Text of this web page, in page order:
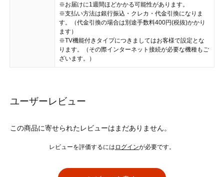
※お届けに1週間ほどかかる可能性があります。
※支払い方法は銀行振込・クレカ・代金引換になりま
す。（代金引換の場合は別途手数料400円(税抜)かかり
ます）
※TV機能付きタイプにつきましてはお客様で設定とな
ります。（その際インターネット接続が必要な機種もご
ざいます。）
ユーザーレビュー
この商品に寄せられたレビューはまだありません。
レビューを評価するには ログインが必要です。